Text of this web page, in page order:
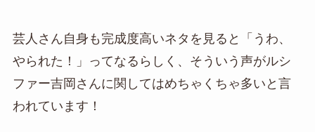
芸人さん自身も完成度高いネタを見ると「うわ、
やられた！」ってなるらしく、そういう声がルシ
ファー吉岡さんに関してはめちゃくちゃ多いと言
われています！